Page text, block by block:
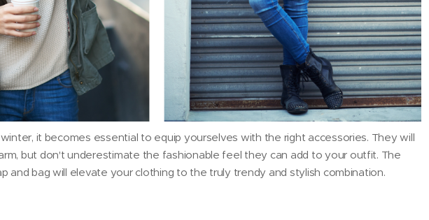
it becomes essential to equip yourselves with the right accessories. They will
but don't underestimate the fashionable feel they can add to your outfit. The
and bag will elevate your clothing to the truly trendy and stylish combination.